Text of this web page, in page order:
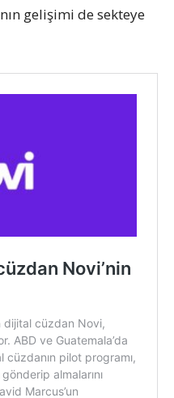
gelişimi de sekteye